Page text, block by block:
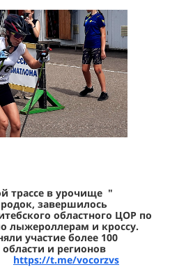
трассе в урочище "
завершилось
областного ЦОР по
лыжероллерам и кроссу.
участие более 100
и регионов
https://t.me/vocorzvs